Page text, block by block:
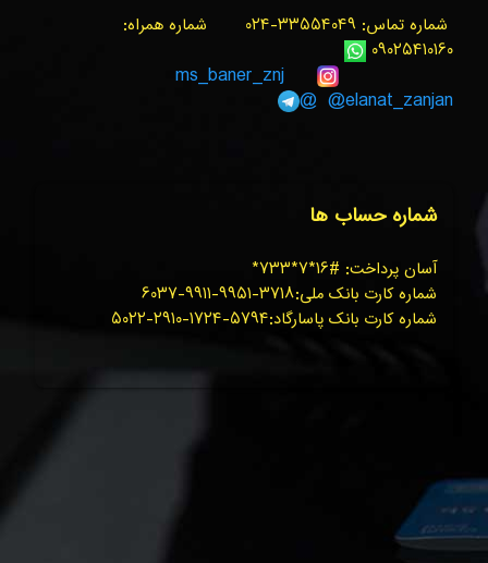
شماره تماس: ۳۳۵۵۴۰۴۹-۰۲۴ شماره همراه:
۰۹۰۲۵۴۱۰۱۶۰
ms_baner_znj
@elanat_zanjan@
شماره حساب ها
آسان پرداخت: #۱۶*۷*۷۳۳*
شماره کارت بانک ملی:۳۷۱۸-۹۹۵۱-۹۹۱۱-۶۰۳۷
شماره کارت بانک پاسارگاد:۵۷۹۴-۱۷۲۴-۲۹۱۰-۵۰۲۲